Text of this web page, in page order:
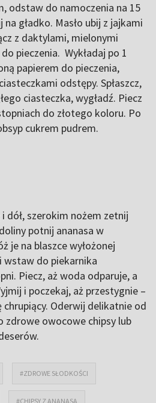
odstaw do namoczenia na 15
gładko. Masło ubij z jajkami
z daktylami, mielonymi
pieczenia. Wykładaj po 1
papierem do pieczenia,
odstępy. Spłaszcz,
ciasteczka, wygładź. Piecz
do złotego koloru. Po
cukrem pudrem.
dół, szerokim nożem zetnij
potnij ananasa w
je na blaszce wyłożonej
wstaw do piekarnika
Piecz, aż woda odparuje, a
i poczekaj, aż przestygnie –
Oderwij delikatnie od
zdrowe owocowe chipsy lub
#ZDROWE SŁODKOŚCI
#CHIPSY Z ANANASA